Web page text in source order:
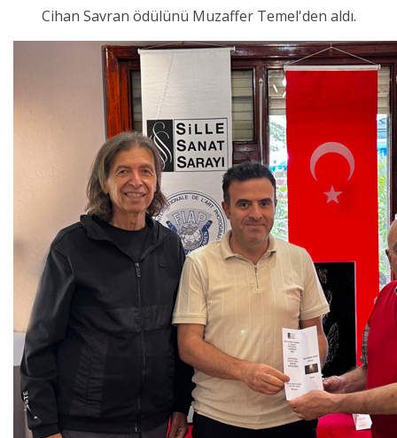
Cihan Savran ödülünü Muzaffer Temel'den aldı.